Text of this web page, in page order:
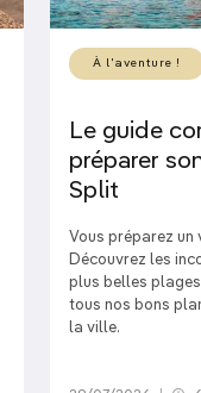
À l'aventure !
Le guide
préparer
Split
Vous préparez un
Découvrez les
plus belles
tous nos bons
la ville.